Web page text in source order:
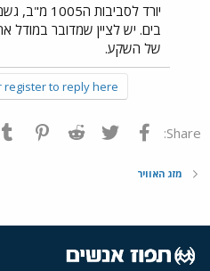
יורד
בים. יש לציין שמדובר במודל
של השקע.
register to reply here.
Share: פייסבוק Twitter
Reddit
מזג האוויר